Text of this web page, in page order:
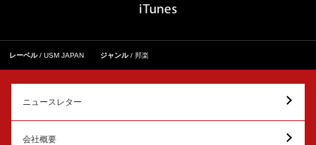
レーベル USM JAPAN ジャンル 邦楽
ニュースレター
会社概要